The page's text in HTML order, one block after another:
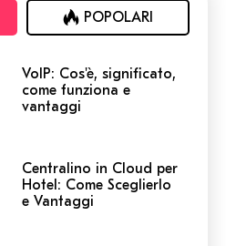
POPOLARI
VoIP: Cos'è, significato,
come funziona e
vantaggi
Centralino in Cloud per
Hotel: Come Sceglierlo
e Vantaggi